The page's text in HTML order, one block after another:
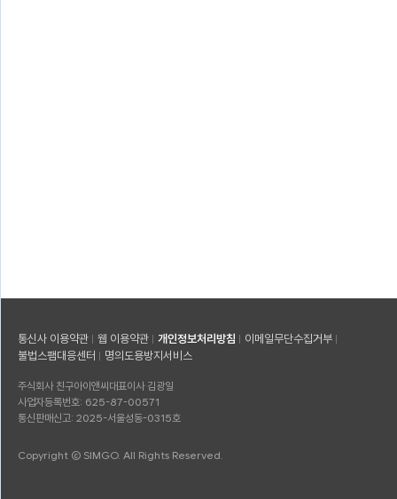
통신사 이용약관 웹 이용약관 개인정보처리방침
이메일무단수집거부
불법스팸대응센터
명의도용방지서비스
주식회사 친구아이앤씨 대표이사 김광일
사업자등록번호: 625-87-00571
통신판매신고: 2025-서울성동-0315호
Copyright © SIMGO. All Rights Reserved.